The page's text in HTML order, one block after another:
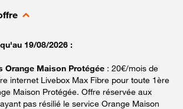
19/08/2026 :
Orange Maison Protégée : 20€/mois de
internet Livebox Max Fibre pour toute 1ère
Maison Protégée. Offre réservée aux
pas résilié le service Orange Maison